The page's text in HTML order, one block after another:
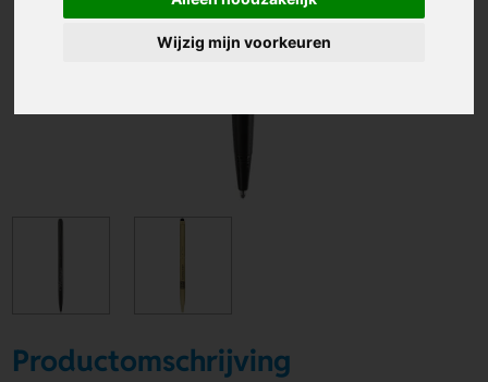
Wijzig mijn voorkeuren
Productomschrijving